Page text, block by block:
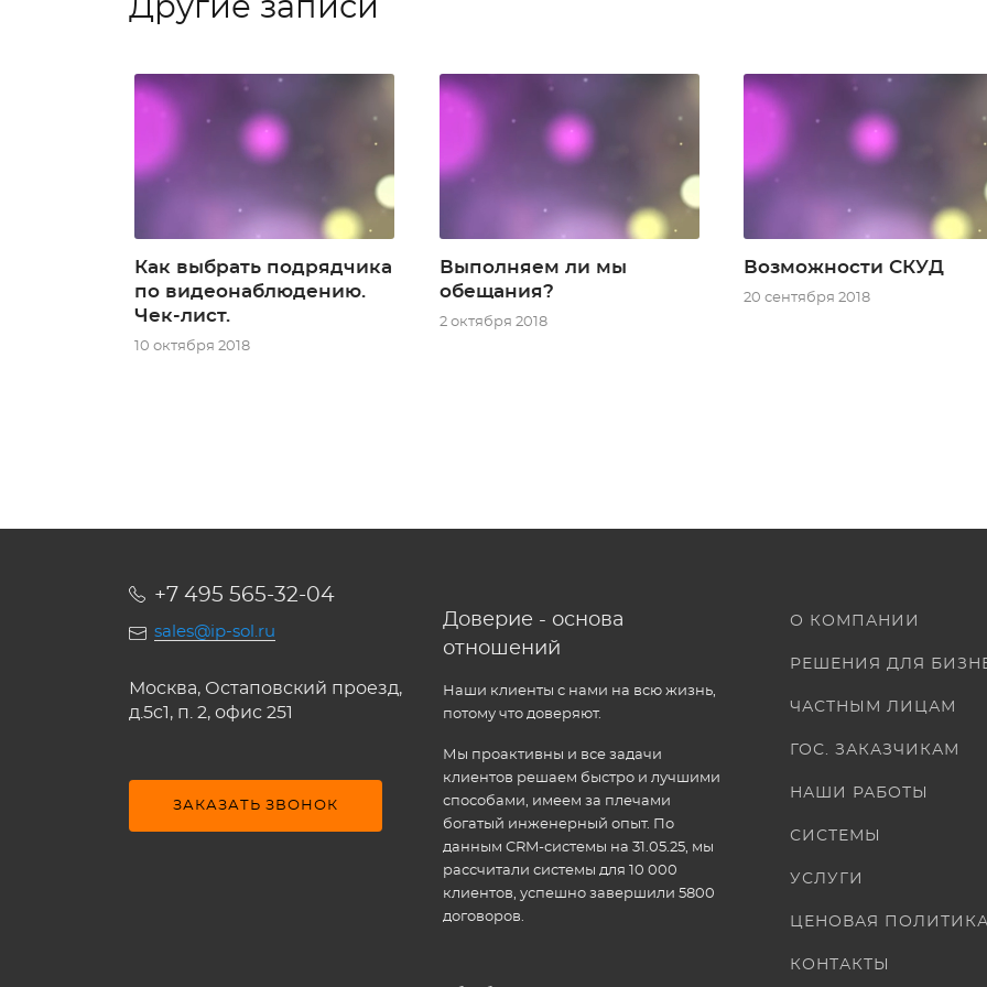
Другие записи
Как выбрать подрядчика
по видеонаблюдению.
Чек-лист.
10 октября 2018
Выполняем ли мы
обещания?
2 октября 2018
Возможности СКУД
20 сентября 2018
+7 495 565-32-04
sales@ip-sol.ru
Москва, Остаповский проезд,
д.5c1, п. 2, офис 251
ЗАКАЗАТЬ ЗВОНОК
Доверие - основа
отношений
Наши клиенты с нами на всю жизнь,
потому что доверяют.
Мы проактивны и все задачи
клиентов решаем быстро и лучшими
способами, имеем за плечами
богатый инженерный опыт. По
данным CRM-системы на 31.05.25, мы
рассчитали системы для 10 000
клиентов, успешно завершили 5800
договоров.
О КОМПАНИИ
РЕШЕНИЯ ДЛЯ
ЧАСТНЫМ ЛИЦАМ
ГОС. ЗАКАЗЧИКАМ
НАШИ РАБОТЫ
СИСТЕМЫ
УСЛУГИ
ЦЕНОВАЯ ПОЛИТИКА
КОНТАКТЫ